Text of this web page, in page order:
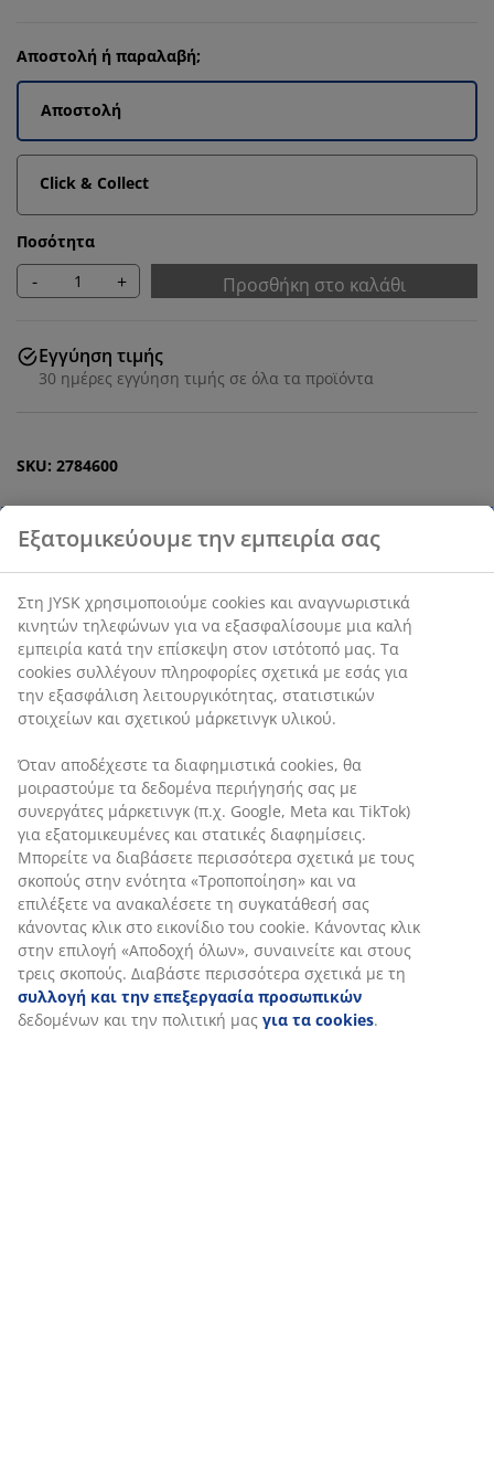
Αποστολή ή παραλαβή;
Αποστολή
Click & Collect
Ποσότητα
- + Προσθήκη στο καλάθι
Εγγύηση τιμής
30 ημέρες εγγύηση τιμής σε όλα τα προϊόντα
SKU: 2784600
Χαρακτηριστικά προϊόντος
Αξιολογήσεις
(5)
Αποστολή
Εξατομικεύουμε την εμπειρία σας
Στη JYSK χρησιμοποιούμε cookies και αναγνωριστικά
κινητών τηλεφώνων για να εξασφαλίσουμε μια καλή
εμπειρία κατά την επίσκεψη στον ιστότοπό μας. Τα
cookies συλλέγουν πληροφορίες σχετικά με εσάς για
την εξασφάλιση λειτουργικότητας, στατιστικών
στοιχείων και σχετικού μάρκετινγκ υλικού.
Όταν αποδέχεστε τα διαφημιστικά cookies, θα
μοιραστούμε τα δεδομένα περιήγησής σας με
συνεργάτες μάρκετινγκ (π.χ. Google, Meta και TikTok)
για εξατομικευμένες και στατικές διαφημίσεις.
Μπορείτε να διαβάσετε περισσότερα σχετικά με τους
σκοπούς στην ενότητα «Τροποποίηση» και να
επιλέξετε να ανακαλέσετε τη συγκατάθεσή σας
κάνοντας κλικ στο εικονίδιο του cookie. Κάνοντας κλικ
στην επιλογή «Αποδοχή όλων», συναινείτε και στους
τρεις σκοπούς. Διαβάστε περισσότερα σχετικά με τη
συλλογή και την επεξεργασία προσωπικών
δεδομένων και την πολιτική μας για τα cookies.